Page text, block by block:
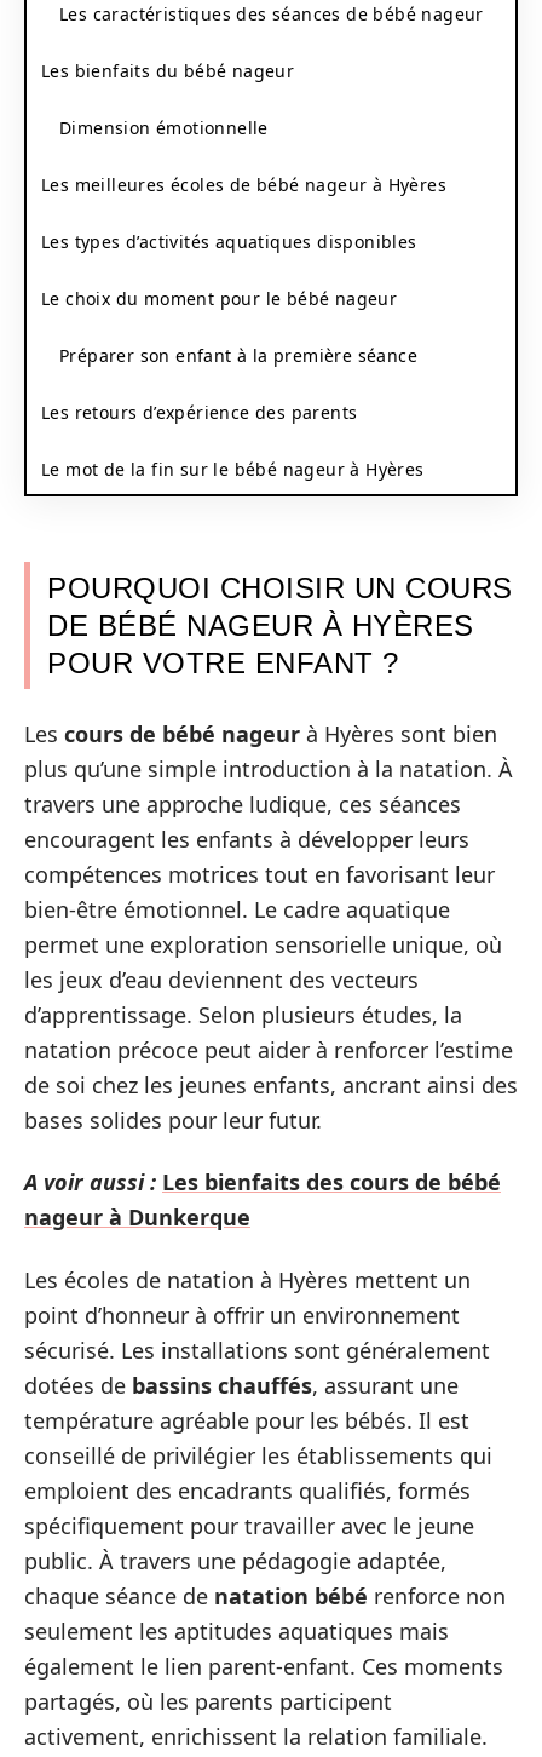
Les caractéristiques des séances de bébé nageur
Les bienfaits du bébé nageur
Dimension émotionnelle
Les meilleures écoles de bébé nageur à Hyères
Les types d’activités aquatiques disponibles
Le choix du moment pour le bébé nageur
Préparer son enfant à la première séance
Les retours d’expérience des parents
Le mot de la fin sur le bébé nageur à Hyères
POURQUOI CHOISIR UN COURS
DE BÉBÉ NAGEUR À HYÈRES
POUR VOTRE ENFANT ?
Les cours de bébé nageur à Hyères sont bien
plus qu’une simple introduction à la natation. À
travers une approche ludique, ces séances
encouragent les enfants à développer leurs
compétences motrices tout en favorisant leur
bien-être émotionnel. Le cadre aquatique
permet une exploration sensorielle unique, où
les jeux d’eau deviennent des vecteurs
d’apprentissage. Selon plusieurs études, la
natation précoce peut aider à renforcer l’estime
de soi chez les jeunes enfants, ancrant ainsi des
bases solides pour leur futur.
A voir aussi : Les bienfaits des cours de bébé
nageur à Dunkerque
Les écoles de natation à Hyères mettent un
point d’honneur à offrir un environnement
sécurisé. Les installations sont généralement
dotées de bassins chauffés, assurant une
température agréable pour les bébés. Il est
conseillé de privilégier les établissements qui
emploient des encadrants qualifiés, formés
spécifiquement pour travailler avec le jeune
public. À travers une pédagogie adaptée,
chaque séance de natation bébé renforce non
seulement les aptitudes aquatiques mais
également le lien parent-enfant. Ces moments
partagés, où les parents participent
activement, enrichissent la relation familiale.